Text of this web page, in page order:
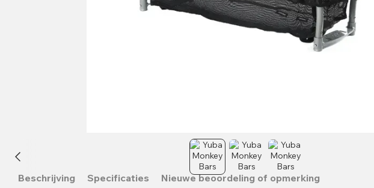
Beschrijving Specificaties Nieuwe beoordeling of opmerking